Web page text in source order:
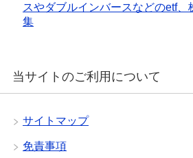
スやダブルインバースなどのetf、
集
当サイトのご利用について
サイトマップ
免責事項